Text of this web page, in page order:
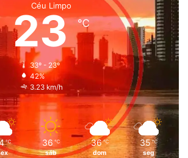
Céu Limpo
23℃
33º - 23º
42%
3.23 km/h
℃ 36 ℃
sáb
36 ℃
dom
35 ℃
seg